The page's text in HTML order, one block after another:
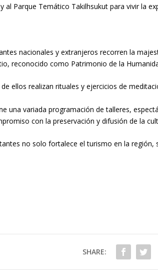
al Parque Temático Takilhsukut para vivir la
nacionales y extranjeros recorren la
reconocido como Patrimonio de la
ellos realizan rituales y ejercicios de
una variada programación de talleres,
con la preservación y difusión de la
no solo fortalece el turismo en la
SHARE: